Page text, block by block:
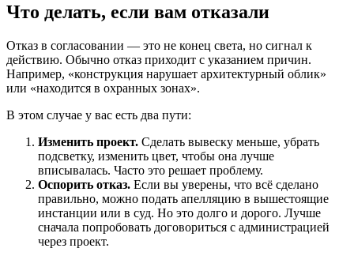
Что делать, если вам отказали
Отказ в согласовании — это не конец света, но сигнал к
действию. Обычно отказ приходит с указанием причин.
Например, «конструкция нарушает архитектурный облик»
или «находится в охранных зонах».
В этом случае у вас есть два пути:
Изменить проект. Сделать вывеску меньше, убрать
подсветку, изменить цвет, чтобы она лучше
вписывалась. Часто это решает проблему.
Оспорить отказ. Если вы уверены, что всё сделано
правильно, можно подать апелляцию в вышестоящие
инстанции или в суд. Но это долго и дорого. Лучше
сначала попробовать договориться с администрацией
через проект.